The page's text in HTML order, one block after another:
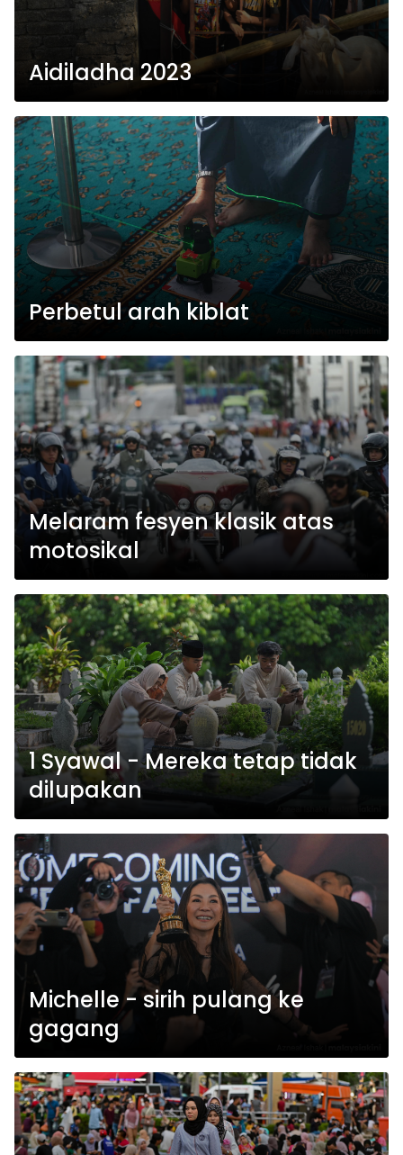
Aidiladha 2023
Perbetul arah kiblat
Melaram fesyen klasik atas
motosikal
1 Syawal - Mereka tetap tidak
dilupakan
Michelle - sirih pulang ke
gagang